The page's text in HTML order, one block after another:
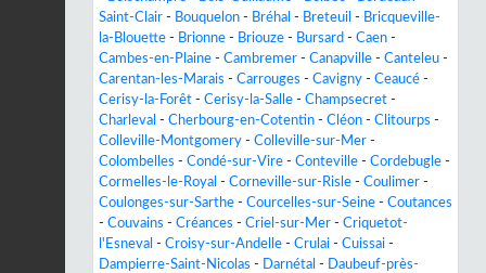
Saint-Clair - Bouquelon - Bréhal - Breteuil - Bricqueville-
la-Blouette - Brionne - Briouze - Bursard - Caen -
Cambes-en-Plaine - Cambremer - Canapville - Canteleu -
Carentan-les-Marais - Carrouges - Cavigny - Ceaucé -
Cerisy-la-Forêt - Cerisy-la-Salle - Champsecret -
Charleval - Cherbourg-en-Cotentin - Cléon - Clitourps -
Colleville-Montgomery - Colleville-sur-Mer -
Colombelles - Condé-sur-Vire - Conteville - Cordebugle -
Cormelles-le-Royal - Corneville-sur-Risle - Coulimer -
Coulonges-sur-Sarthe - Courcelles-sur-Seine - Coutances
- Couvains - Créances - Criel-sur-Mer - Criquetot-
l'Esneval - Croisy-sur-Andelle - Crulai - Cuissai -
Dampierre-Saint-Nicolas - Darnétal -
Daubeuf-près-